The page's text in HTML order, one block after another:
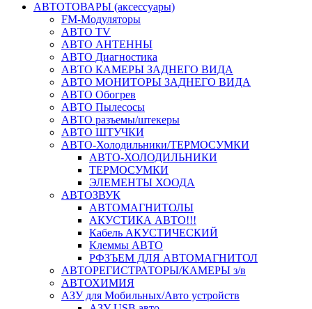
АВТОТОВАРЫ (аксессуары)
FM-Модуляторы
АВТО TV
АВТО АНТЕННЫ
АВТО Диагностика
АВТО КАМЕРЫ ЗАДНЕГО ВИДА
АВТО МОНИТОРЫ ЗАДНЕГО ВИДА
АВТО Обогрев
АВТО Пылесосы
АВТО разъемы/штекеры
АВТО ШТУЧКИ
АВТО-Холодильники/ТЕРМОСУМКИ
АВТО-ХОЛОДИЛЬНИКИ
ТЕРМОСУМКИ
ЭЛЕМЕНТЫ ХООДА
АВТОЗВУК
АВТОМАГНИТОЛЫ
АКУСТИКА АВТО!!!
Кабель АКУСТИЧЕСКИЙ
Клеммы АВТО
РФЗЪЕМ ДЛЯ АВТОМАГНИТОЛ
АВТОРЕГИСТРАТОРЫ/КАМЕРЫ з/в
АВТОХИМИЯ
АЗУ для Мобильных/Авто устройств